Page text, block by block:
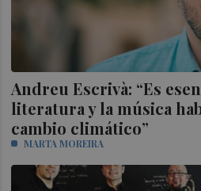
Andreu Escrivà: “Es
literatura y la música
cambio climático”
MARTA MOREIRA